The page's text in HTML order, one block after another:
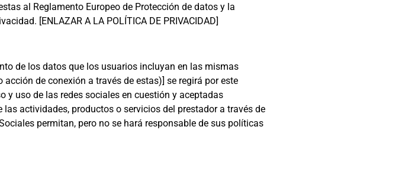
al Reglamento Europeo de Protección de datos y la
[ENLAZAR A LA POLÍTICA DE PRIVACIDAD]
de los datos que los usuarios incluyan en las mismas
de conexión a través de estas)] se regirá por este
uso de las redes sociales en cuestión y aceptadas
actividades, productos o servicios del prestador a través de
permitan, pero no se hará responsable de sus políticas